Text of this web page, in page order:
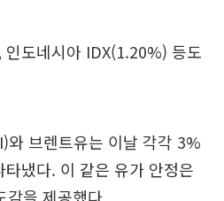
도네시아 IDX(1.20%) 등도
와 브렌트유는 이날 각각 3%
냈다. 이 같은 유가 안정은